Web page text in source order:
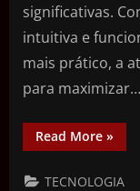
significativas.
intuitiva e
mais prático, a
para maximizar…
Read More »
TECNOLOGIA